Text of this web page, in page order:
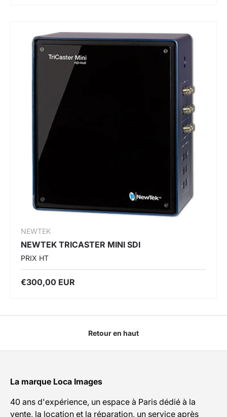
NEWTEK
NEWTEK TRICASTER MINI SDI
PRIX HT
€300,00 EUR
Retour en haut
La marque Loca Images
40 ans d'expérience, un espace à Paris dédié à la
vente, la location et la réparation, un service après